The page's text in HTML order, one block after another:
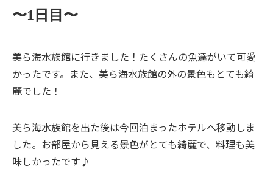
〜1日目〜
美ら海水族館に行きました！たくさんの魚達がいて可愛
かったです。また、美ら海水族館の外の景色もとても綺
麗でした！
美ら海水族館を出た後は今回泊まったホテルへ移動しま
した。お部屋から見える景色がとても綺麗で、料理も美
味しかったです♪